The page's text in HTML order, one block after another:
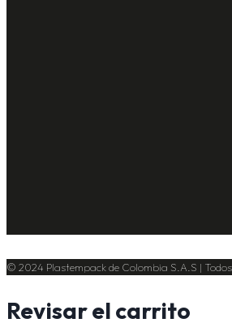
© 2024 Plastempack de Colombia S.A.S |
Revisar el carrito